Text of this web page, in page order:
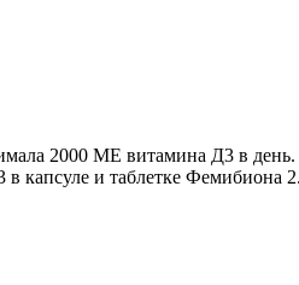
2000 МЕ витамина Д3 в день.
в капсуле и таблетке Фемибиона 2.